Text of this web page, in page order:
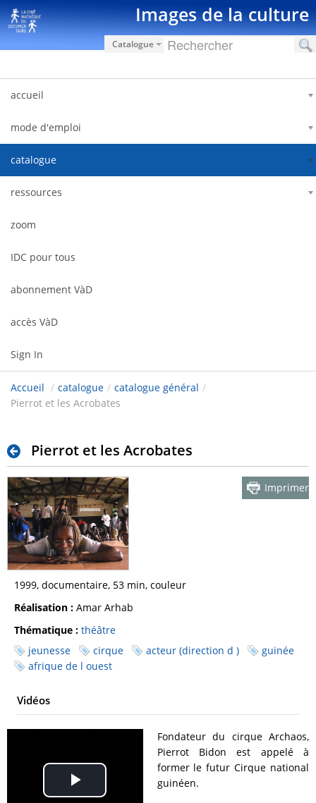
Skip to Content Images de la culture
Catalogue
accueil
mode d'emploi
catalogue
ressources
zoom
IDC pour tous
abonnement VàD
accès VàD
Sign In
Accueil / catalogue / catalogue général /
Pierrot et les Acrobates
Pierrot et les Acrobates
Imprimer
1999, documentaire, 53 min, couleur
Réalisation : Amar Arhab
Thématique : théâtre
jeunesse
cirque acteur (direction d )
guinée
afrique de l ouest
Vidéos
Play
Fondateur du cirque Archaos,
Pierrot Bidon est appelé à
former le futur Cirque national
guinéen.